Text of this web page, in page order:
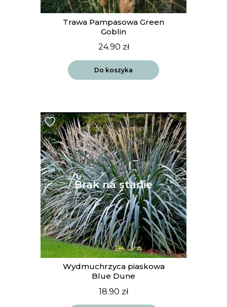
Trawa Pampasowa Green
Goblin
24.90 zł
Do koszyka
Wydmuchrzyca piaskowa
Blue Dune
18.90 zł